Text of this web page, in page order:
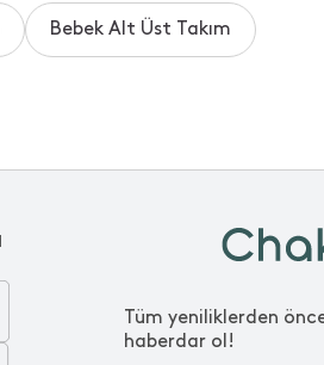
Bebek Alt Üst Takım
Tüm yeniliklerden
haberdar ol!